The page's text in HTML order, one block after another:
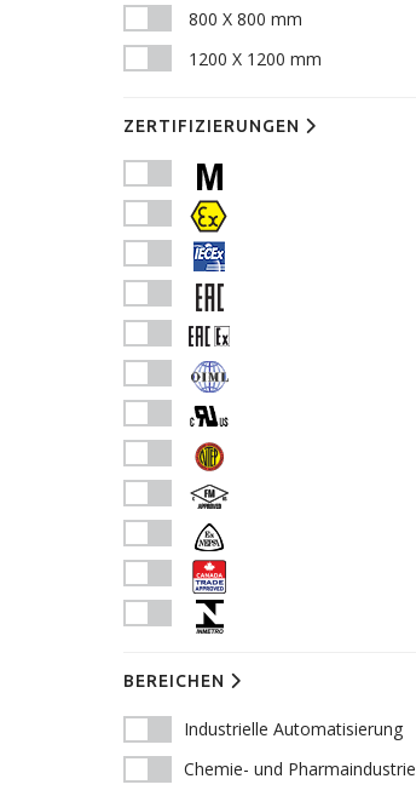
800 X 800 mm
1200 X 1200 mm
ZERTIFIZIERUNGEN
BEREICHEN
Industrielle Automatisierung
Chemie- und Pharmaindustrie